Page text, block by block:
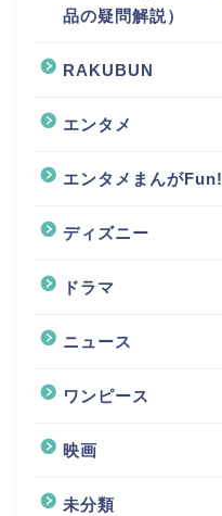
品の疑問解説）
RAKUBUN
エンタメ
エンタメまんがFun!
ディズニー
ドラマ
ニュース
ワンピース
映画
未分類